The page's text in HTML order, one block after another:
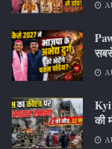
की